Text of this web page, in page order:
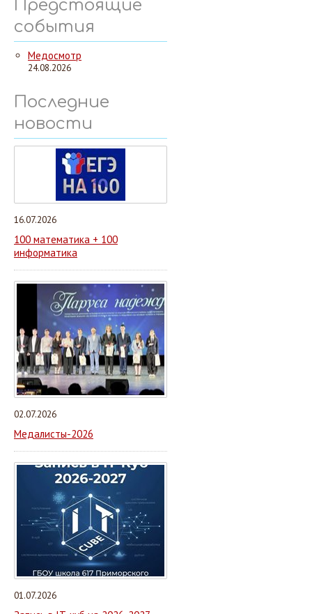
Предстоящие
события
Медосмотр
24.08.2026
Последние
новости
16.07.2026
100 математика + 100
информатика
02.07.2026
Медалисты-2026
01.07.2026